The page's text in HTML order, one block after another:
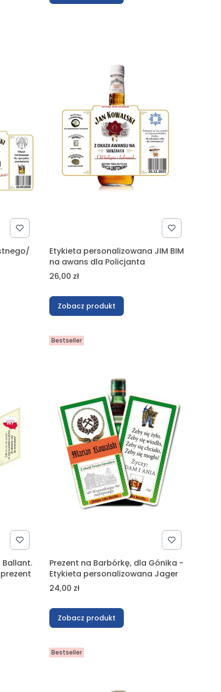
Etykieta personalizowana JIM BIM
na awans dla Policjanta
Cena
26,00 zł
Zobacz produkt
Bestseller
Prezent na Barbórkę, dla Gónika -
Etykieta personalizowana Jager
Cena
24,00 zł
Zobacz produkt
Bestseller